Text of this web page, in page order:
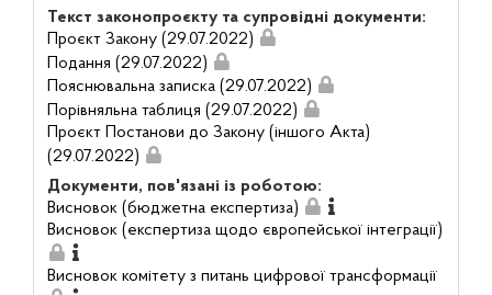
Текст законопроєкту та супровідні документи:
Проєкт Закону (29.07.2022)
Подання (29.07.2022)
Пояснювальна записка (29.07.2022)
Порівняльна таблиця (29.07.2022)
Проєкт Постанови до Закону (іншого Акта)
(29.07.2022)
Документи, пов'язані із роботою:
Висновок (бюджетна експертиза)
Висновок (експертиза щодо європейської інтеграції)
Висновок комітету з питань цифрової трансформації